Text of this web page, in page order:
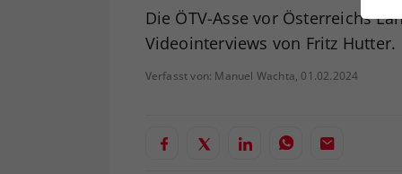
Die ÖTV-Asse vor Österreichs
Videointerviews von Fritz Hutter.
Verfasst von: Manuel Wachta, 01.02.2024